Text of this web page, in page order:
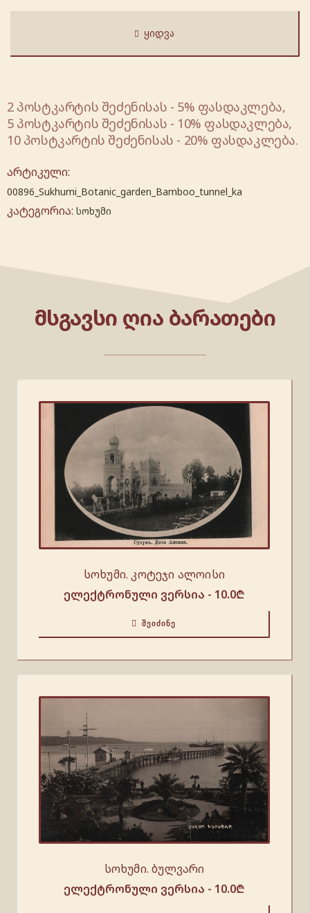
ᲧᲘᲓᲕᲐ
2 პოსტკარტის შეძენისას - 5% ფასდაკლება,
5 პოსტკარტის შეძენისას - 10% ფასდაკლება,
10 პოსტკარტის შეძენისას - 20% ფასდაკლება.
არტიკული:
00896_Sukhumi_Botanic_garden_Bamboo_tunnel_ka
კატეგორია: სოხუმი
ᲛᲡᲒᲐᲕᲡᲘ ᲦᲘᲐ ᲑᲐᲠᲐᲗᲔᲑᲘ
სოხუმი. კოტეჯი ალოისი
ელექტრონული ვერსია - 10.0₾
ᲨᲔᲘᲫᲘᲜᲔ
სოხუმი. ბულვარი
ელექტრონული ვერსია - 10.0₾